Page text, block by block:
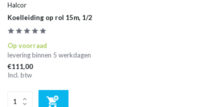
Halcor
Koelleiding op rol 15m, 1/2
Op voorraad
levering binnen 5 werkdagen
€111,00
Incl. btw